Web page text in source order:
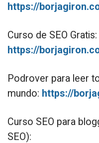
https://
Curso de SEO Gratis:
https://
Podrover para leer
mundo: https://
Curso SEO para
SEO):